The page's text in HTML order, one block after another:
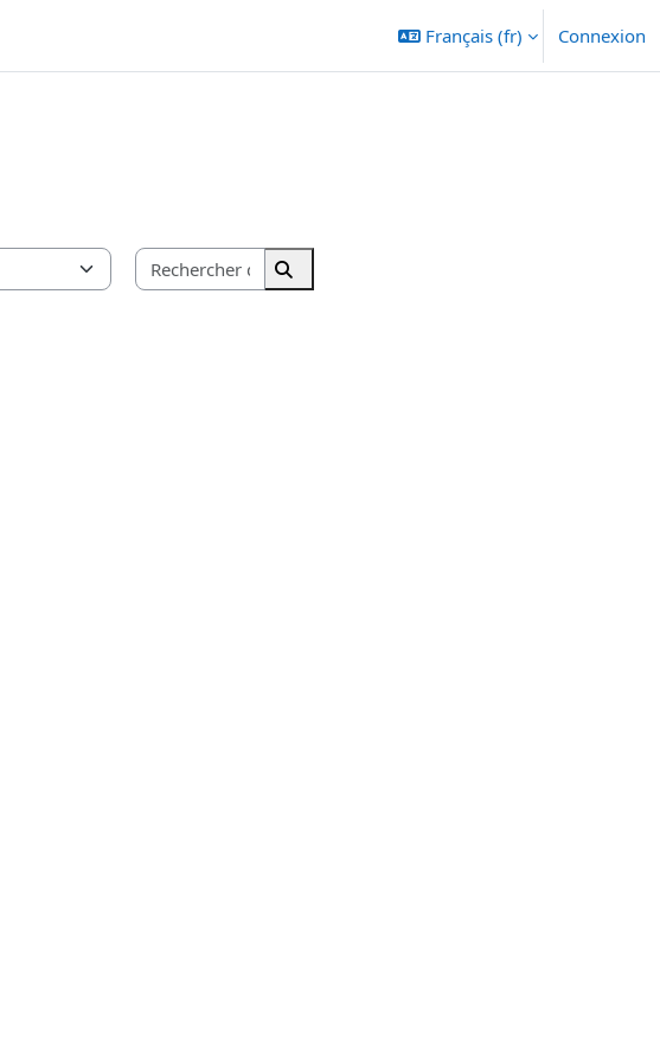
Français ‎(fr)‎ Connexion
Rechercher des cours
Rechercher des cours